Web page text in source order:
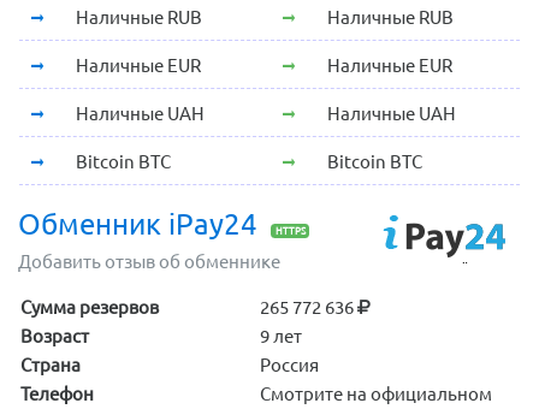
Наличные RUB Наличные RUB
Наличные EUR Наличные EUR
Наличные UAH Наличные UAH
Bitcoin BTC Bitcoin BTC
Обменник iPay24 HTTPS
Добавить отзыв об обменнике
Сумма резервов
265 772 636
Возраст
9 лет
Страна
Россия
Телефон
Смотрите на официальном